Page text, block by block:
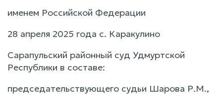
именем Российской Федерации
28 апреля 2025 года с. Каракулино
Сарапульский районный суд Удмуртской
Республики в составе:
председательствующего судьи Шарова Р.М.,